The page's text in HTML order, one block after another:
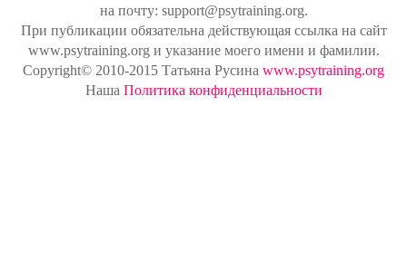
на почту: support@psytraining.org.
При публикации обязательна действующая ссылка на сайт
www.psytraining.org и указание моего имени и фамилии.
Copyright© 2010-2015 Татьяна Русина www.psytraining.org
Наша Политика конфиденциальности